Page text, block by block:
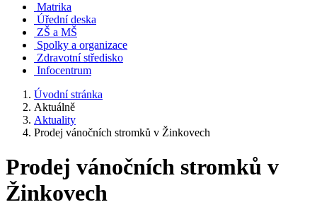
Matrika
Úřední deska
ZŠ a MŠ
Spolky a organizace
Zdravotní středisko
Infocentrum
Úvodní stránka
Aktuálně
Aktuality
Prodej vánočních stromků v Žinkovech
Prodej vánočních stromků v
Žinkovech